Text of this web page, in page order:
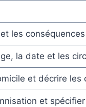
les
la date et les
et décrire les
et